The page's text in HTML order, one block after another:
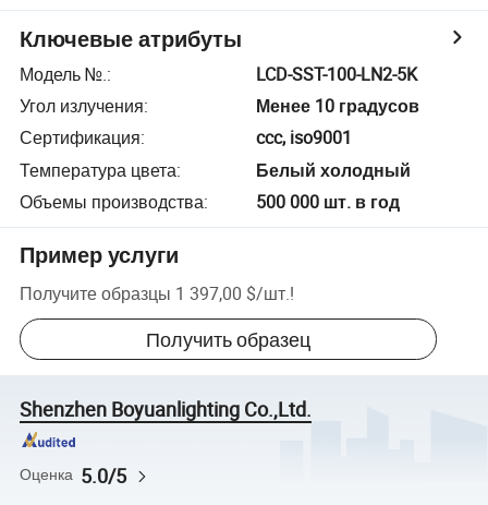
Ключевые атрибуты
Модель №.:
LCD-SST-100-LN2-5K
Угол излучения:
Менее 10 градусов
Сертификация:
ccc, iso9001
Температура цвета:
Белый холодный
Объемы производства: 500 000 шт. в год
Пример услуги
Получите образцы 1 397,00 $/шт.!
Получить образец
Shenzhen Boyuanlighting Co.,Ltd.
Оценка 5.0/5